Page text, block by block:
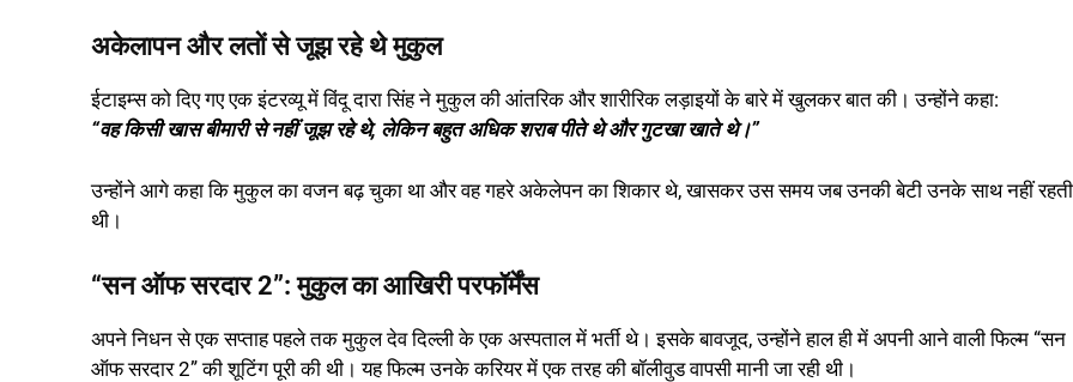
अकेलापन और लतों से जूझ रहे थे मुकुल
ईटाइम्स को दिए गए एक इंटरव्यू में विंदू दारा सिंह ने मुकुल की आंतरिक और शारीरिक लड़ाइयों के बारे में खुलकर बात की। उन्होंने कहा:
“वह किसी खास बीमारी से नहीं जूझ रहे थे, लेकिन बहुत अधिक शराब पीते थे और गुटखा खाते थे।”
उन्होंने आगे कहा कि मुकुल का वजन बढ़ चुका था और वह गहरे अकेलेपन का शिकार थे, खासकर उस समय जब उनकी बेटी उनके साथ नहीं रहती
थी।
“सन ऑफ सरदार 2”: मुकुल का आखिरी परफॉर्मेंस
अपने निधन से एक सप्ताह पहले तक मुकुल देव दिल्ली के एक अस्पताल में भर्ती थे। इसके बावजूद, उन्होंने हाल ही में अपनी आने वाली फिल्म “सन
ऑफ सरदार 2” की शूटिंग पूरी की थी। यह फिल्म उनके करियर में एक तरह की बॉलीवुड वापसी मानी जा रही थी।